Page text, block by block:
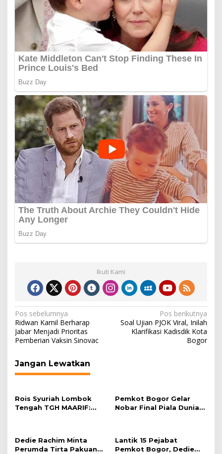
Ikuti Kami
Navigasi
pos
Pos sebelumnya
Ridwan Kamil Berharap
Jabar Menjadi Prioritas
Pemberian Vaksin Sinovac
Pos berikutnya
Soal Ujian PJOK Viral, Inilah
Klarifikasi Kadisdik Kota
Bogor
Jangan Lewatkan
Rois Syuriah Lombok
Tengah TGH MAARIF:
Pemkot Bogor Gelar
Nobar Final Piala Dunia
Dedie Rachim Minta
Perumda Tirta Pakuan
Lantik 15 Pejabat
Pemkot Bogor, Dedie